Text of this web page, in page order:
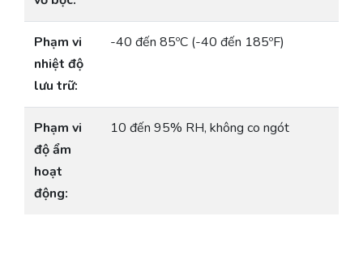
Phạm vi
nhiệt độ
lưu trữ:
-40 đến 85ºC (-40 đến 185ºF)
Phạm vi
độ ẩm
hoạt
động:
10 đến 95% RH, không co ngót